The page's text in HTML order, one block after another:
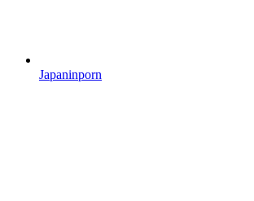
Japaninporn